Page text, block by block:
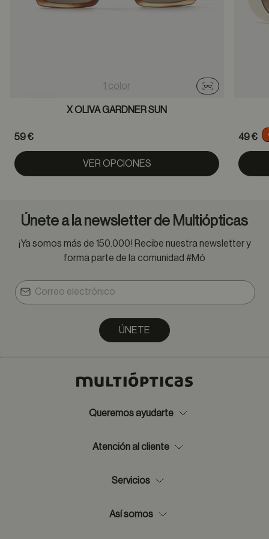
1 color
Probador
X OLIVA GARDNER SUN
59 €
VER OPCIONES
49 €
Únete a la newsletter de Multiópticas
¡Ya somos más de 150.000! Recibe nuestra newsletter y
forma parte de la comunidad #Mó
ÚNETE
Queremos ayudarte
Atención al cliente
Servicios
Así somos